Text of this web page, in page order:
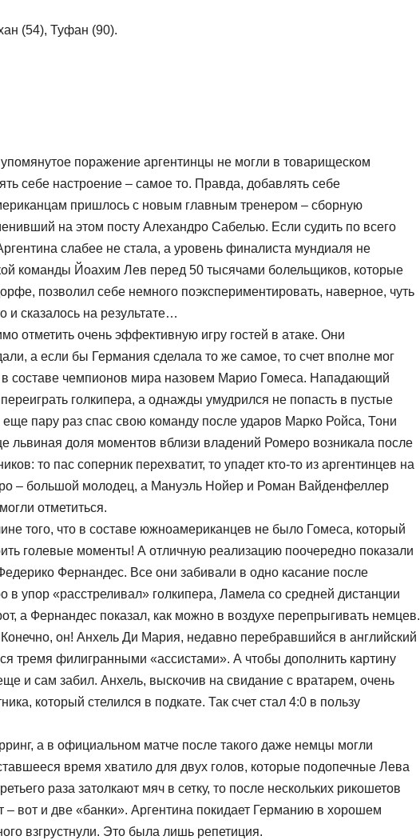
(54), Туфан (90).
поражение аргентинцы не могли в товарищеском
себе настроение – самое то. Правда, добавлять себе
пришлось с новым главным тренером – сборную
на этом посту Алехандро Сабелью. Если судить по всего
слабее не стала, а уровень финалиста мундиаля не
команды Йоахим Лев перед 50 тысячами болельщиков, которые
позволил себе немного поэкспериментировать, наверное, чуть
сказалось на результате…
отметить очень эффективную игру гостей в атаке. Они
а если бы Германия сделала то же самое, то счет вполне мог
составе чемпионов мира назовем Марио Гомеса. Нападающий
голкипера, а однажды умудрился не попасть в пустые
пару раз спас свою команду после ударов Марко Ройса, Тони
доля моментов вблизи владений Ромеро возникала после
то пас соперник перехватит, то упадет кто-то из аргентинцев на
– большой молодец, а Мануэль Нойер и Роман Вайденфеллер
отметиться.
того, что в составе южноамериканцев не было Гомеса, который
голевые моменты! А отличную реализацию поочередно показали
Фернандес. Все они забивали в одно касание после
упор «расстреливал» голкипера, Ламела со средней дистанции
а Фернандес показал, как можно в воздухе перепрыгивать немцев.
он! Анхель Ди Мария, недавно перебравшийся в английский
тремя филигранными «ассистами». А чтобы дополнить картину
и сам забил. Анхель, выскочив на свидание с вратарем, очень
который стелился в подкате. Так счет стал 4:0 в пользу
а в официальном матче после такого даже немцы могли
время хватило для двух голов, которые подопечные Лева
раза затолкают мяч в сетку, то после нескольких рикошетов
вот и две «банки». Аргентина покидает Германию в хорошем
взгрустнули. Это была лишь репетиция.